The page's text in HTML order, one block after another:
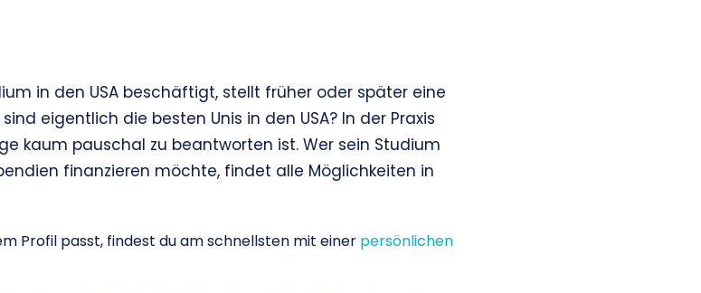
in den USA beschäftigt, stellt früher oder später eine
eigentlich die besten Unis in den USA? In der Praxis
kaum pauschal zu beantworten ist. Wer sein Studium
finanzieren möchte, findet alle Möglichkeiten in
Profil passt, findest du am schnellsten mit einer persönlichen